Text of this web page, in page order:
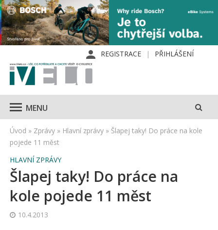
REGISTRACE PŘIHLÁŠENÍ
MENU
Úvod » Zprávy » Hlavní zprávy » Šlapej taky! Do práce na kole
pojede 11 měst
HLAVNÍ ZPRÁVY
Šlapej taky! Do práce na
kole pojede 11 měst
10.4.2013